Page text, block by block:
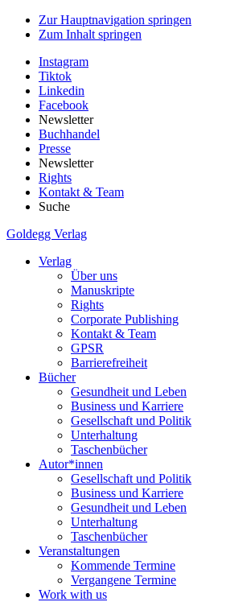
Zur Hauptnavigation springen
Zum Inhalt springen
Instagram
Tiktok
Linkedin
Facebook
Newsletter
Buchhandel
Presse
Newsletter
Rights
Kontakt & Team
Suche
Goldegg Verlag
Verlag
Über uns
Manuskripte
Rights
Corporate Publishing
Kontakt & Team
GPSR
Barrierefreiheit
Bücher
Gesundheit und Leben
Business und Karriere
Gesellschaft und Politik
Unterhaltung
Taschenbücher
Autor*innen
Gesellschaft und Politik
Business und Karriere
Gesundheit und Leben
Unterhaltung
Taschenbücher
Veranstaltungen
Kommende Termine
Vergangene Termine
Work with us